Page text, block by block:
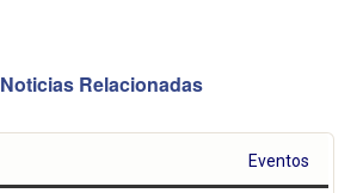
Noticias Relacionadas
Eventos